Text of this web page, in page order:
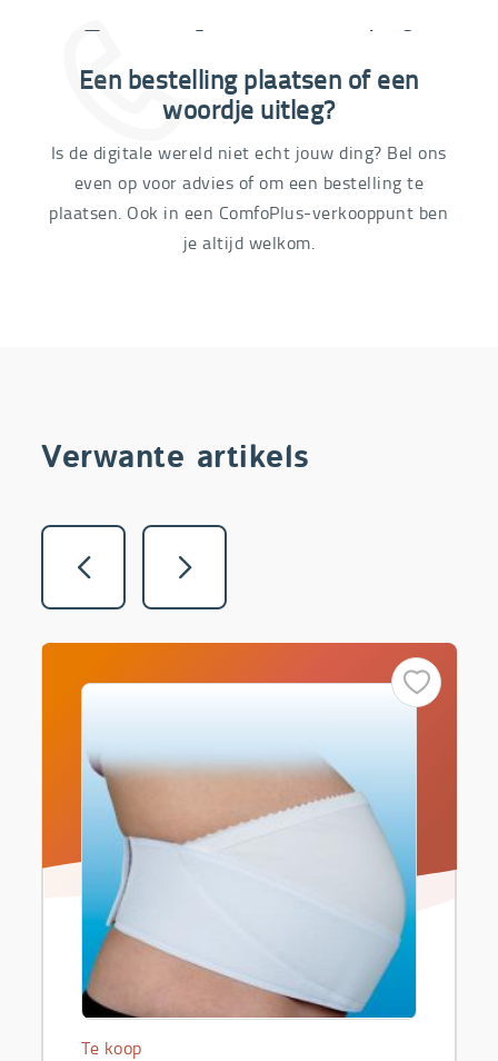
03 292 21 60
Een bestelling plaatsen of een
woordje uitleg?
Is de digitale wereld niet echt jouw ding? Bel ons
even op voor advies of om een bestelling te
plaatsen. Ook in een ComfoPlus-verkooppunt ben
je altijd welkom.
Verwante artikels
Vorige Volgende
Te koop